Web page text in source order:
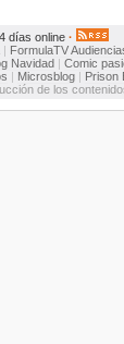
días online ·
| FormulaTV
Navidad | Comic
| Microsblog | Prison
de los